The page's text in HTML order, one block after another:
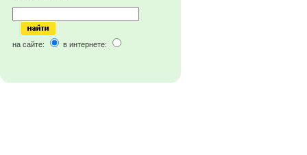
на сайте: в интернете: